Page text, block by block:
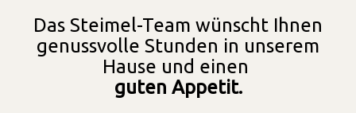
Das Steimel-Team wünscht Ihnen
genussvolle Stunden in unserem
Hause und einen
guten Appetit.